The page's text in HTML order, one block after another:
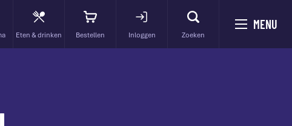
Eten & drinken Bestellen Inloggen Zoeken
MENU